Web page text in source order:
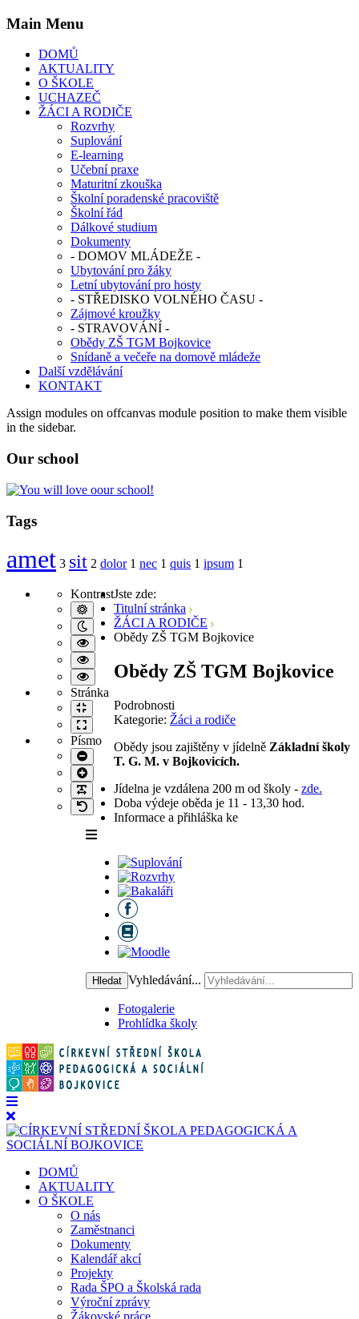
Main Menu
DOMŮ
AKTUALITY
O ŠKOLE
UCHAZEČ
ŽÁCI A RODIČE
Rozvrhy
Suplování
E-learning
Učební praxe
Maturitní zkouška
Školní poradenské pracoviště
Školní řád
Dálkové studium
Dokumenty
- DOMOV MLÁDEŽE -
Ubytování pro žáky
Letní ubytování pro hosty
- STŘEDISKO VOLNÉHO ČASU -
Zájmové kroužky
- STRAVOVÁNÍ -
Obědy ZŠ TGM Bojkovice
Snídaně a večeře na domově mládeže
Další vzdělávání
KONTAKT
Assign modules on offcanvas module position to make them visible
in the sidebar.
Our school
Tags
amet 3 sit 2 dolor 1 nec 1 quis 1 ipsum 1
Kontrast
Default
mode
Night
mode
High
contrast
black
white
mode
High
contrast
black
yellow
High
contrast
yellow
black
Stránka
Fixed
layout
Wide
layout
Písmo
Set
smaller
font
Set
larger
font
Make
font
more
readable
Set
default
font
Hledat Vyhledávání...
Fotogalerie
Prohlídka školy
DOMŮ
AKTUALITY
O ŠKOLE
O nás
Zaměstnanci
Dokumenty
Kalendář akcí
Projekty
Rada ŠPO a Školská rada
Výroční zprávy
Joomla
Monster
Education
Template
Jste zde:
Titulní stránka
ŽÁCI A RODIČE
Obědy ZŠ TGM Bojkovice
Obědy ZŠ TGM Bojkovice
Podrobnosti
Kategorie: Žáci a rodiče
Obědy jsou zajištěny v jídelně Základní školy
T. G. M. v Bojkovicích.
Jídelna je vzdálena 200 m od školy - zde.
Doba výdeje oběda je 11 - 13,30 hod.
Informace a přihláška ke